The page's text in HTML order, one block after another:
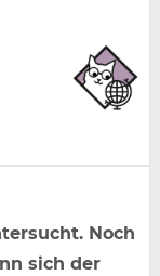
Noch
sich der